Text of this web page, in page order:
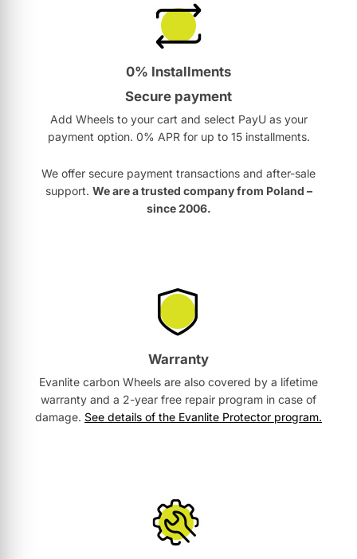
0% Installments
Secure payment
Add Wheels to your cart and select PayU as your
payment option. 0% APR for up to 15 installments.
We offer secure payment transactions and after-sale
support. We are a trusted company from Poland –
since 2006.
Warranty
Evanlite carbon Wheels are also covered by a lifetime
warranty and a 2-year free repair program in case of
damage. See details of the Evanlite Protector program.